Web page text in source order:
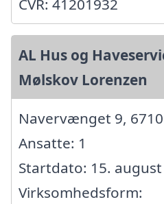
CVR: 41201932
AL Hus og
Mølskov Lorenzen
Navervænget 9,
Ansatte: 1
Startdato: 15. august
Virksomhedsform: